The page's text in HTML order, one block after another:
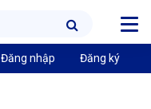
Đăng nhập Đăng ký